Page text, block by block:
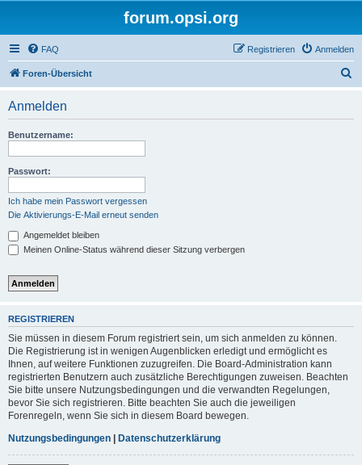
forum.opsi.org
FAQ Anmelden
Registrieren
Foren-Übersicht
Anmelden
Benutzername:
Passwort:
Ich habe mein Passwort vergessen
Die Aktivierungs-E-Mail erneut senden
Angemeldet bleiben
Meinen Online-Status während dieser Sitzung verbergen
REGISTRIEREN
Sie müssen in diesem Forum registriert sein, um sich anmelden zu können.
Die Registrierung ist in wenigen Augenblicken erledigt und ermöglicht es
Ihnen, auf weitere Funktionen zuzugreifen. Die Board-Administration kann
registrierten Benutzern auch zusätzliche Berechtigungen zuweisen. Beachten
Sie bitte unsere Nutzungsbedingungen und die verwandten Regelungen,
bevor Sie sich registrieren. Bitte beachten Sie auch die jeweiligen
Forenregeln, wenn Sie sich in diesem Board bewegen.
Nutzungsbedingungen | Datenschutzerklärung